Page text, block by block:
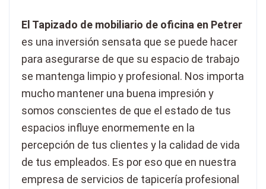
El Tapizado de mobiliario de oficina en Petrer
es una inversión sensata que se puede hacer
para asegurarse de que su espacio de trabajo
se mantenga limpio y profesional. Nos importa
mucho mantener una buena impresión y
somos conscientes de que el estado de tus
espacios influye enormemente en la
percepción de tus clientes y la calidad de vida
de tus empleados. Es por eso que en nuestra
empresa de servicios de tapicería profesional